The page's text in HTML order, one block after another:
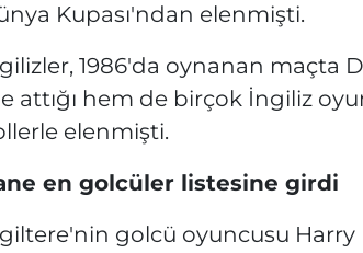
Kupası'ndan elenmişti.
1986'da oynanan maçta
attığı hem de birçok İngiliz
elenmişti.
en golcüler listesine girdi
golcü oyuncusu Harry